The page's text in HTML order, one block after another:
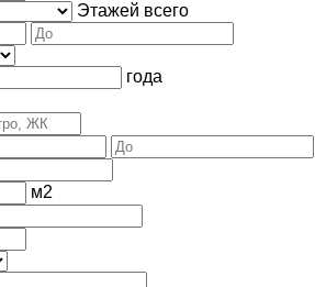
Этажей всего
года
м2